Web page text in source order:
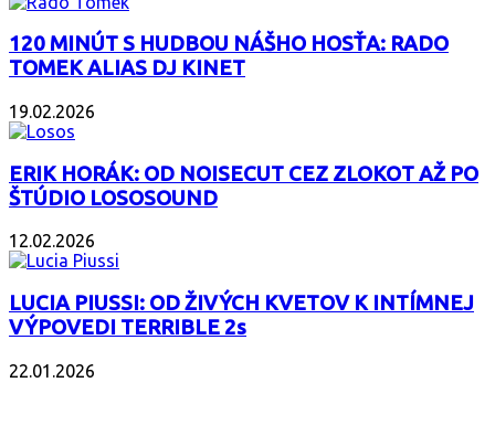
120 MINÚT S HUDBOU NÁŠHO HOSŤA: RADO
TOMEK ALIAS DJ KINET
19.02.2026
ERIK HORÁK: OD NOISECUT CEZ ZLOKOT AŽ PO
ŠTÚDIO LOSOSOUND
12.02.2026
LUCIA PIUSSI: OD ŽIVÝCH KVETOV K INTÍMNEJ
VÝPOVEDI TERRIBLE 2s
22.01.2026